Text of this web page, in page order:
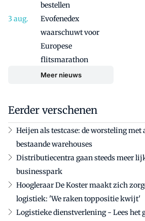
bestellen
Evofenedex
waarschuwt voor
Europese
flitsmarathon
Meer nieuws
Eerder verschenen
Heijen als testcase: de worsteling
bestaande warehouses
Distributiecentra gaan steeds meer
businesspark
Hoogleraar De Koster maakt zich
logistiek: 'We raken toppositie kwijt'
Logistieke dienstverlening - Lees het